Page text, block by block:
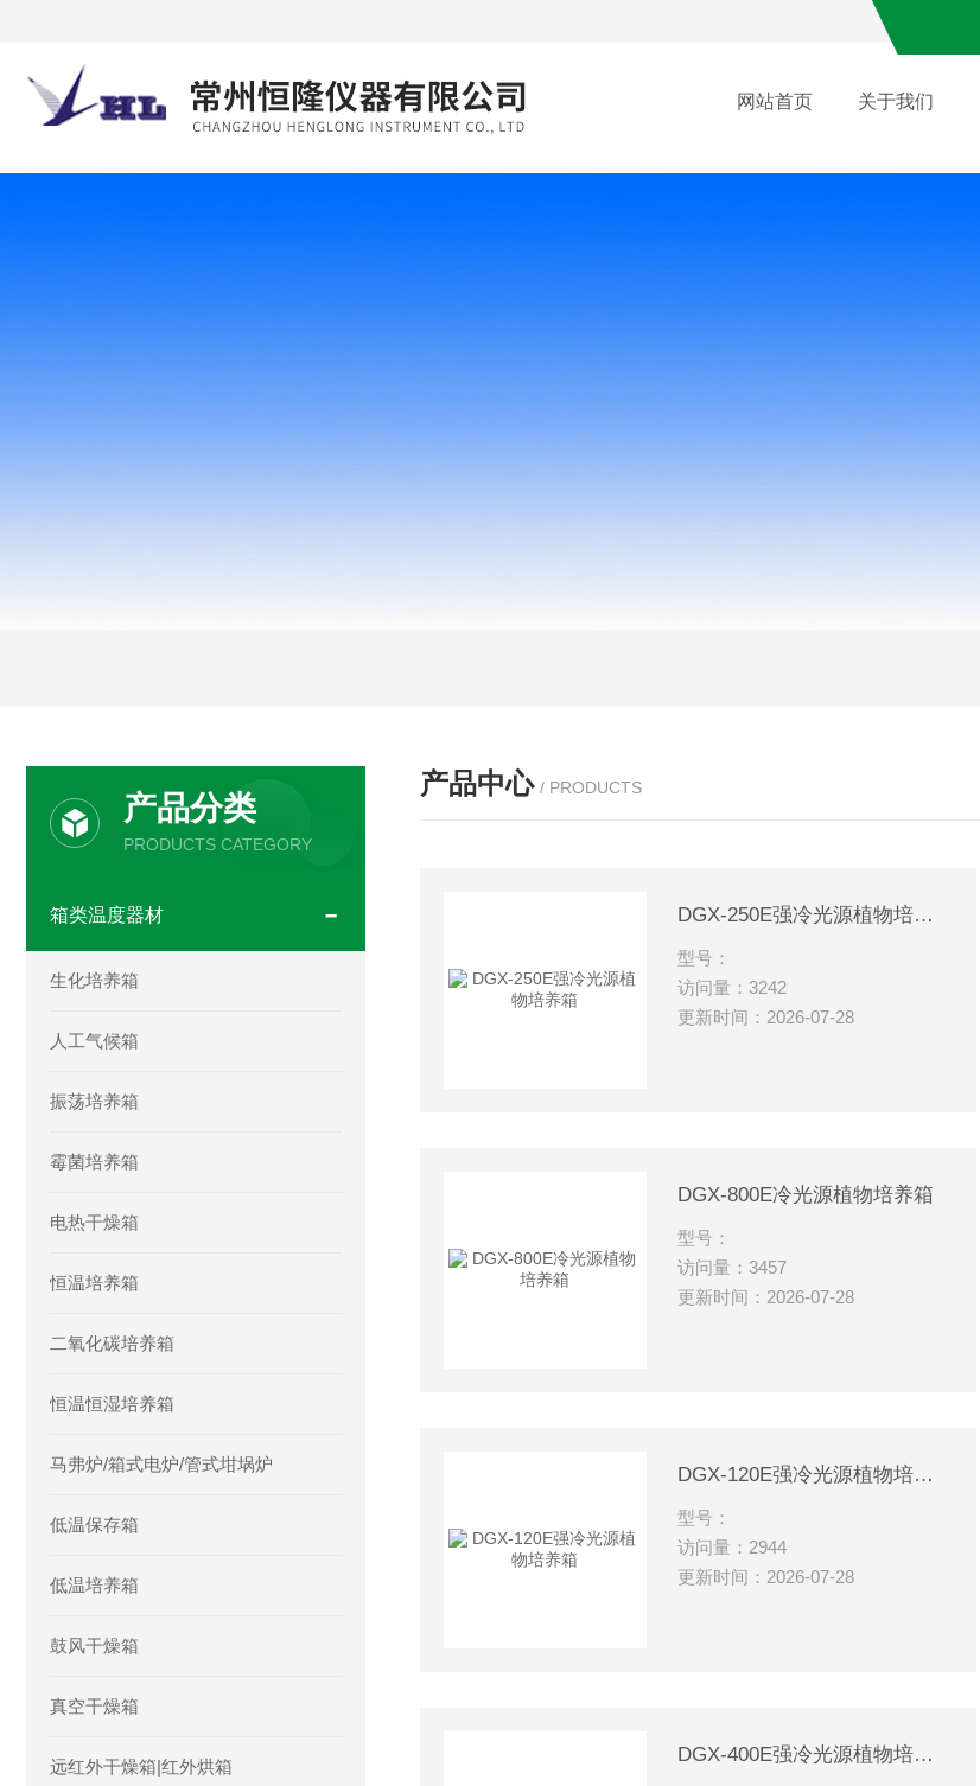
网站首页 关于我们
产品分类
PRODUCTS CATEGORY
箱类温度器材
生化培养箱
人工气候箱
振荡培养箱
霉菌培养箱
电热干燥箱
恒温培养箱
二氧化碳培养箱
恒温恒湿培养箱
马弗炉/箱式电炉/管式坩埚炉
低温保存箱
低温培养箱
鼓风干燥箱
真空干燥箱
远红外干燥箱|红外烘箱
产品中心 / PRODUCTS
DGX-250E强冷光源植物培养箱
型号：
访问量：3242
更新时间：2026-07-28
DGX-800E冷光源植物培养箱
型号：
访问量：3457
更新时间：2026-07-28
DGX-120E强冷光源植物培养箱
型号：
访问量：2944
更新时间：2026-07-28
DGX-400E强冷光源植物培养箱